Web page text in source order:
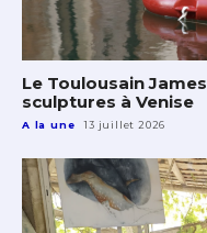
Le Toulousain
sculptures à Venise
A la une 13 juillet 2026